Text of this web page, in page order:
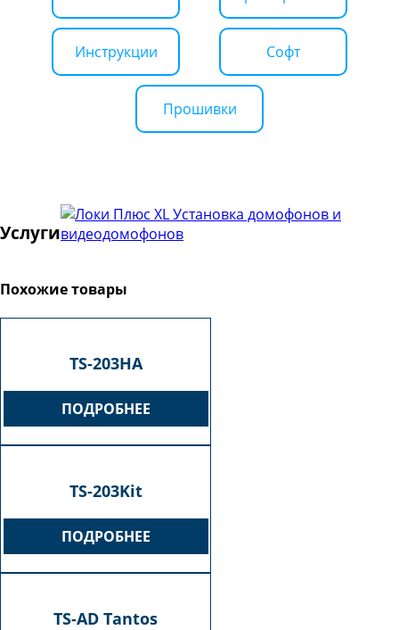
Инструкции Софт
Прошивки
Услуги
Установка домофонов и
видеодомофонов
Похожие товары
TS-203HA
ПОДРОБНЕЕ
TS-203Kit
ПОДРОБНЕЕ
TS-AD Tantos